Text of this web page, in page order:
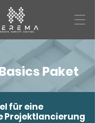
Paket
für eine
Projektlancierung